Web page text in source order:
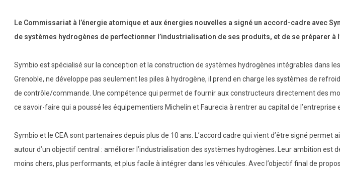
Le Commissariat à l’énergie atomique et aux énergies nouvelles a signé un accord-cadre avec
de systèmes hydrogènes de perfectionner l’industrialisation de ses produits, et de se préparer à
Symbio est spécialisé sur la conception et la construction de systèmes hydrogènes intégrables dans
Grenoble, ne développe pas seulement les piles à hydrogène, il prend en charge les systèmes de
de contrôle/commande. Une compétence qui permet de fournir aux constructeurs directement des
ce savoir-faire qui a poussé les équipementiers Michelin et Faurecia à rentrer au capital de l’entreprise
Symbio et le CEA sont partenaires depuis plus de 10 ans. L’accord cadre qui vient d’être signé permet
autour d’un objectif central : améliorer l’industrialisation des systèmes hydrogènes. Leur ambition est
moins chers, plus performants, et plus facile à intégrer dans les véhicules. Avec l’objectif final de